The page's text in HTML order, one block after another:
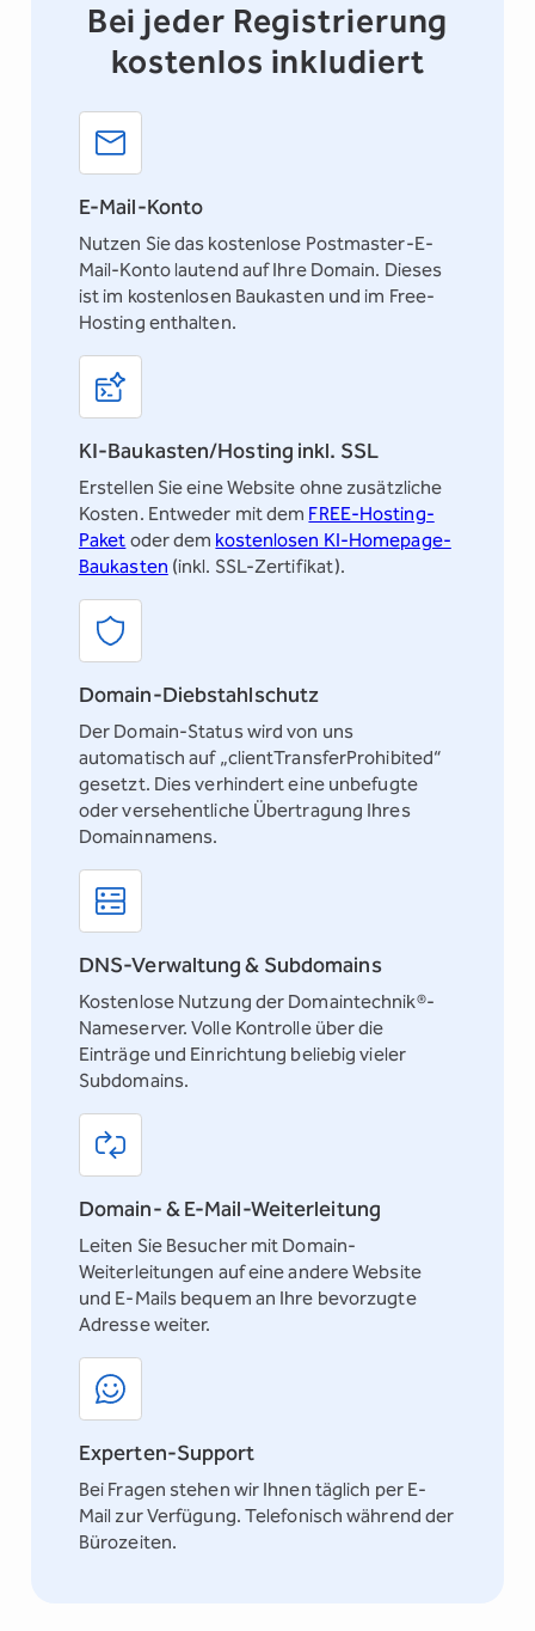
Bei jeder Registrierung
kostenlos inkludiert
E-Mail-Konto
Nutzen Sie das kostenlose Postmaster-E-
Mail-Kontolautend auf Ihre Domain. Dieses
ist im kostenlosen Baukasten und im Free-
Hosting enthalten.
KI-Baukasten/Hosting inkl. SSL
Erstellen Sie eine Website ohne zusätzliche
Kosten. Entweder mit dem FREE-Hosting-
Paket oder dem kostenlosen KI-Homepage-
Baukasten (inkl. SSL-Zertifikat).
Domain-Diebstahlschutz
Der Domain-Status wird von uns
automatisch auf „clientTransferProhibited“
gesetzt. Dies verhindert eine unbefugte
oder versehentliche Übertragung Ihres
Domainnamens.
DNS-Verwaltung & Subdomains
Kostenlose Nutzung der Domaintechnik®-
Nameserver. Volle Kontrolle über die
Einträge und Einrichtung beliebig vieler
Subdomains.
Domain- & E-Mail-Weiterleitung
Leiten Sie Besucher mit Domain-
Weiterleitungen auf eine andere Website
und E-Mails bequem an Ihre bevorzugte
Adresse weiter.
Experten-Support
Bei Fragen stehen wir Ihnen täglich per E-
Mail zur Verfügung. Telefonisch während der
Bürozeiten.